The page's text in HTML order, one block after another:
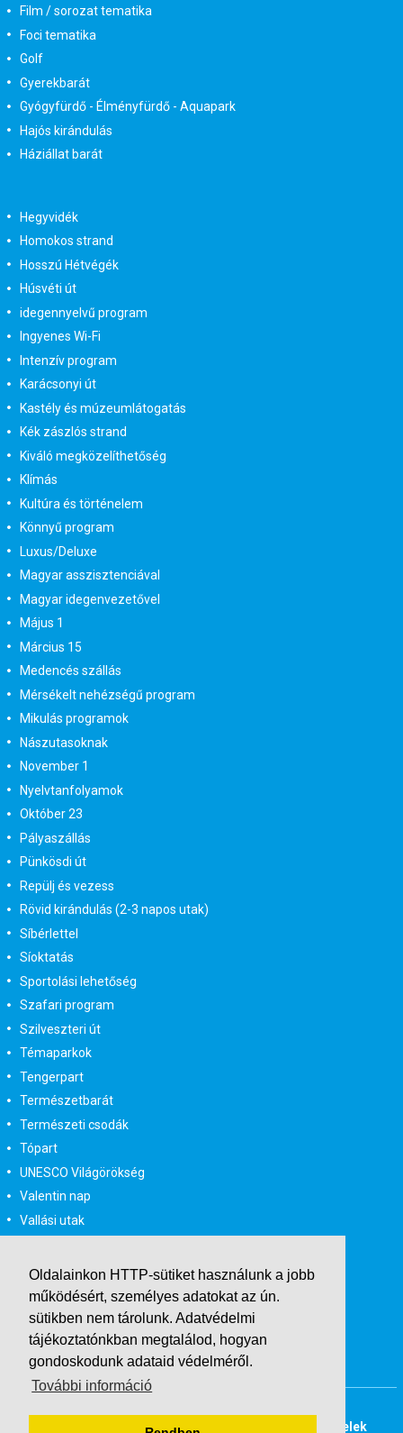
Oldalainkon HTTP-sütiket használunk a jobb
működésért, személyes adatokat az ún.
sütikben nem tárolunk. Adatvédelmi
tájékoztatónkban megtalálod, hogyan
gondoskodunk adataid védelméről.
További információ
Film / sorozat tematika
Foci tematika
Golf
Gyerekbarát
Gyógyfürdő - Élményfürdő - Aquapark
Hajós kirándulás
Háziállat barát
Hegyvidék
Homokos strand
Hosszú Hétvégék
Húsvéti út
idegennyelvű program
Ingyenes Wi-Fi
Intenzív program
Karácsonyi út
Kastély és múzeumlátogatás
Kék zászlós strand
Kiváló megközelíthetőség
Klímás
Kultúra és történelem
Könnyű program
Luxus/Deluxe
Magyar asszisztenciával
Magyar idegenvezetővel
Május 1
Március 15
Medencés szállás
Mérsékelt nehézségű program
Mikulás programok
Nászutasoknak
November 1
Nyelvtanfolyamok
Október 23
Pályaszállás
Pünkösdi út
Repülj és vezess
Rövid kirándulás (2-3 napos utak)
Síbérlettel
Síoktatás
Sportolási lehetőség
Szafari program
Szilveszteri út
Témaparkok
Tengerpart
Természetbarát
Természeti csodák
Tópart
UNESCO Világörökség
Valentin nap
Vallási utak
Városlátogatás egyénileg
Velencei karnevál
Vidéki felszállással
Wellness
Zene tematika
Adatvédelmi tájékoztató
Általános Szerződési Feltételek